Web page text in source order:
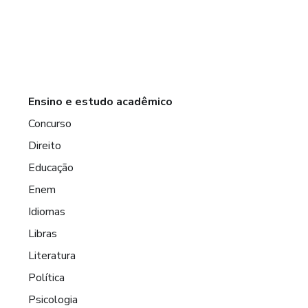
Ensino e estudo acadêmico
Concurso
Direito
Educação
Enem
Idiomas
Libras
Literatura
Política
Psicologia